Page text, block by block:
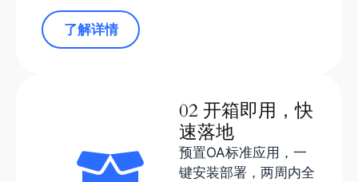
了解详情
02 开箱即用，快
速落地
预置OA标准应用，一
键安装部署，两周内全